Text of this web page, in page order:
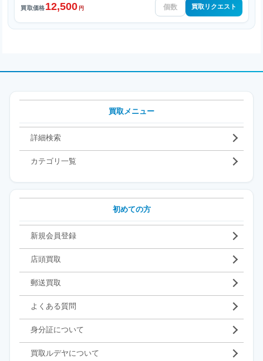
買取価格12,500 円 買取リクエスト
買取メニュー
詳細検索
カテゴリ一覧
初めての方
新規会員登録
店頭買取
郵送買取
よくある質問
身分証について
買取ルデヤについて